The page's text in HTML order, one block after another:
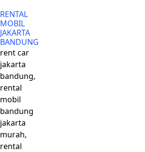
RENTAL
MOBIL
JAKARTA
BANDUNG
rent car
jakarta
bandung,
rental
mobil
bandung
jakarta
murah,
rental